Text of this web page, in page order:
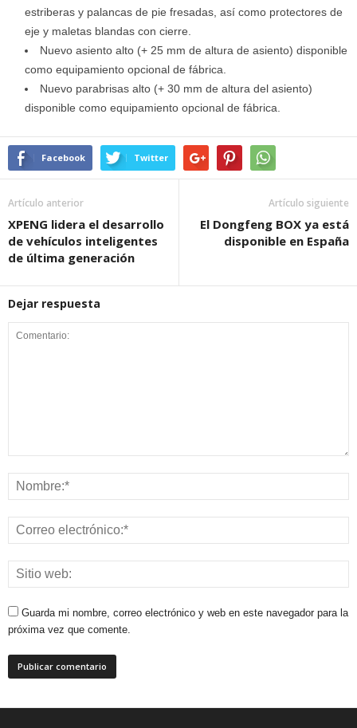
estriberas y palancas de pie fresadas, así como protectores de
eje y maletas blandas con cierre.
Nuevo asiento alto (+ 25 mm de altura de asiento) disponible
como equipamiento opcional de fábrica.
Nuevo parabrisas alto (+ 30 mm de altura del asiento)
disponible como equipamiento opcional de fábrica.
Facebook Twitter
Artículo anterior
XPENG lidera el desarrollo
de vehículos inteligentes
de última generación
Artículo siguiente
El Dongfeng BOX ya está
disponible en España
Dejar respuesta
Guarda mi nombre, correo electrónico y web en este navegador para la
próxima vez que comente.